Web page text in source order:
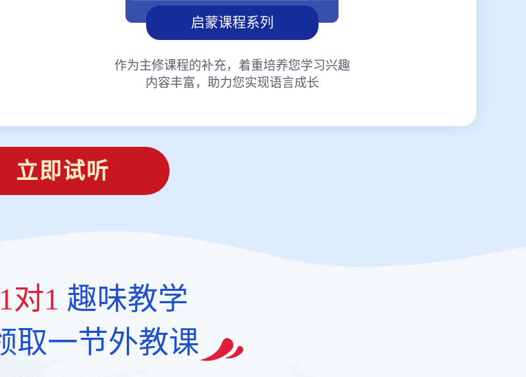
启蒙课程系列
作为主修课程的补充，着重培养您学习兴趣
内容丰富，助力您实现语言成长
立即试听
1对1 趣味教学
取一节外教课